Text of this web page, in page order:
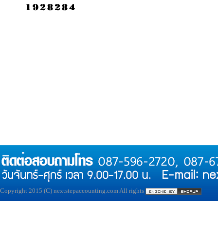
Copyright 2015 (C) nextstepaccounting.com All rights